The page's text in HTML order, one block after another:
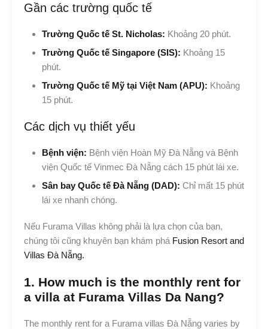
Gần các trường quốc tế
Trường Quốc tế St. Nicholas: Khoảng 20 phút.
Trường Quốc tế Singapore (SIS): Khoảng 15
phút.
Trường Quốc tế Mỹ tại Việt Nam (APU): Khoảng
15 phút.
Các dịch vụ thiết yếu
Bệnh viện: Bệnh viện Hoàn Mỹ Đà Nẵng và Bệnh
viện Quốc tế Vinmec Đà Nẵng cách 15 phút lái xe.
Sân bay Quốc tế Đà Nẵng (DAD): Chỉ mất 15 phút
lái xe nhanh chóng.
Nếu Furama Villas không phải là lựa chọn của bạn,
chúng tôi cũng khuyên bạn khám phá Fusion Resort and
Villas Đà Nẵng.
1. How much is the monthly rent for
a villa at Furama Villas Da Nang?
The monthly rent for a Furama villas Đà Nẵng varies by